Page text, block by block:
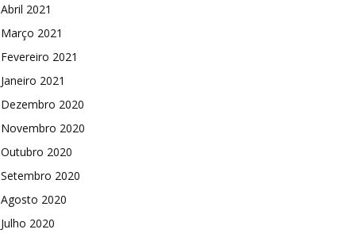
Abril 2021
Março 2021
Fevereiro 2021
Janeiro 2021
Dezembro 2020
Novembro 2020
Outubro 2020
Setembro 2020
Agosto 2020
Julho 2020